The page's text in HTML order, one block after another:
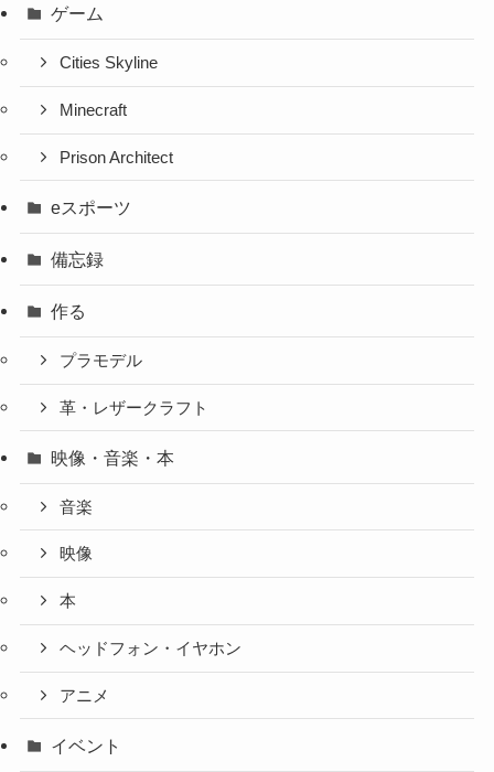
ゲーム
Cities Skyline
Minecraft
Prison Architect
eスポーツ
備忘録
作る
プラモデル
革・レザークラフト
映像・音楽・本
音楽
映像
本
ヘッドフォン・イヤホン
アニメ
イベント